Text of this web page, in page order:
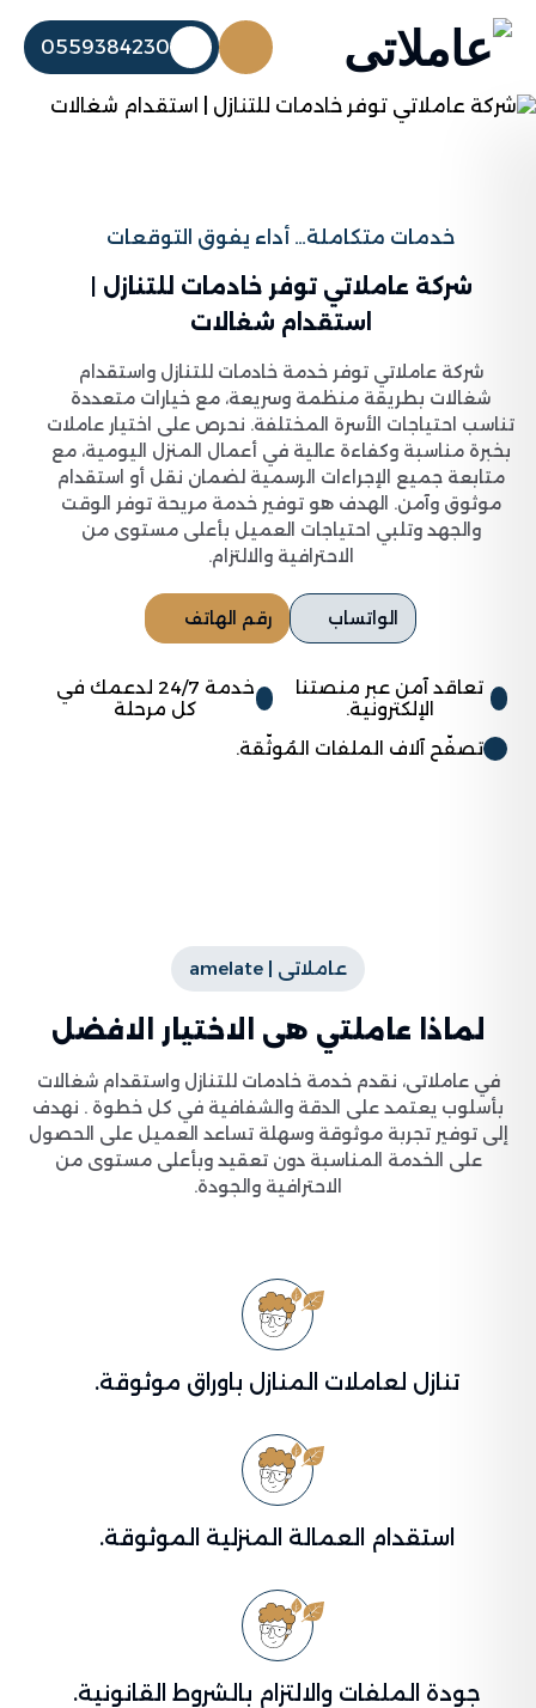
0559384230
خدمات متكاملة… أداء يفوق التوقعات
شركة عاملاتي توفر خادمات للتنازل |
استقدام شغالات
شركة عاملاتي توفر خدمة خادمات للتنازل واستقدام
شغالات بطريقة منظمة وسريعة، مع خيارات متعددة
تناسب احتياجات الأسرة المختلفة. نحرص على اختيار عاملات
بخبرة مناسبة وكفاءة عالية في أعمال المنزل اليومية، مع
متابعة جميع الإجراءات الرسمية لضمان نقل أو استقدام
موثوق وآمن. الهدف هو توفير خدمة مريحة توفر الوقت
والجهد وتلبي احتياجات العميل بأعلى مستوى من
الاحترافية والالتزام.
الواتساب رقم الهاتف
تعاقد آمن عبر منصتنا
الإلكترونية.
خدمة 24/7 لدعمك في
كل مرحلة
تصفّح آلاف الملفات المُوثّقة.
عاملاتى | amelate
لماذا عاملتي هى الاختيار الافضل
في عاملاتى، نقدم خدمة خادمات للتنازل واستقدام شغالات
بأسلوب يعتمد على الدقة والشفافية في كل خطوة . نهدف
إلى توفير تجربة موثوقة وسهلة تساعد العميل على الحصول
على الخدمة المناسبة دون تعقيد وبأعلى مستوى من
الاحترافية والجودة.
تنازل لعاملات المنازل باوراق موثوقة.
استقدام العمالة المنزلية الموثوقة.
جودة الملفات والالتزام بالشروط القانونية.